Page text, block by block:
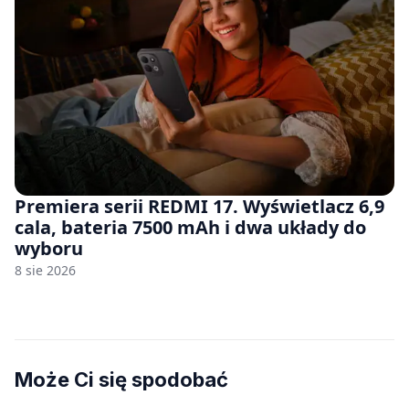
Premiera serii REDMI 17. Wyświetlacz 6,9
cala, bateria 7500 mAh i dwa układy do
wyboru
8 sie 2026
Może Ci się spodobać